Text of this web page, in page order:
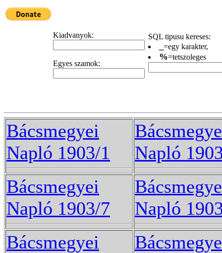
Kiadvanyok:
Egyes szamok:
SQL tipusu kereses:
=egy karakter,
%=tetszoleges
Bácsmegyei
Napló 1903/1
Napló
Bácsmegyei
Napló 1903/7
Napló
Bácsmegyei